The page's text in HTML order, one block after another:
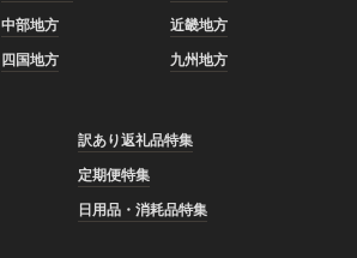
中部地方
近畿地方
四国地方 九州地方
訳あり返礼品特集
定期便特集
日用品・消耗品特集